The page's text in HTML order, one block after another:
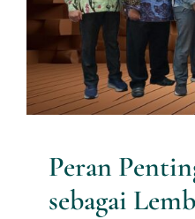
Peran
sebagai